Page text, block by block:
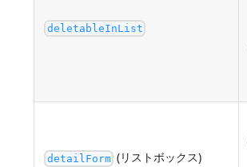
deletableInList
detailForm (リストボックス)